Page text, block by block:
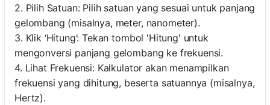
2. Pilih Satuan: Pilih satuan yang sesuai untuk panjang
gelombang (misalnya, meter, nanometer).
3. Klik ‘Hitung’: Tekan tombol 'Hitung' untuk
mengonversi panjang gelombang ke frekuensi.
4. Lihat Frekuensi: Kalkulator akan menampilkan
frekuensi yang dihitung, beserta satuannya (misalnya,
Hertz).